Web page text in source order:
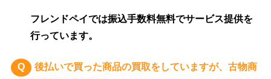
フレンドペイでは振込手数料無料でサービス提供を
行っています。
後払いで買った商品の買取をしていますが、古物商